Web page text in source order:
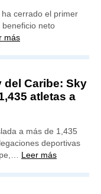
cerrado el primer
neto
más
Caribe: Sky
atletas a
a más de 1,435
deportivas
Leer más